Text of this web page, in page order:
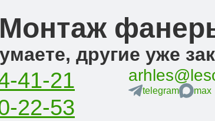
другие уже
41-21
22-53
telegram max